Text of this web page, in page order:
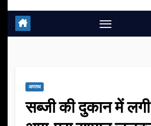
अपराध
सब्जी की दुकान में